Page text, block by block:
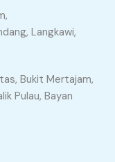
KLICK
Langkawi,
Bukit Mertajam,
Pulau, Bayan